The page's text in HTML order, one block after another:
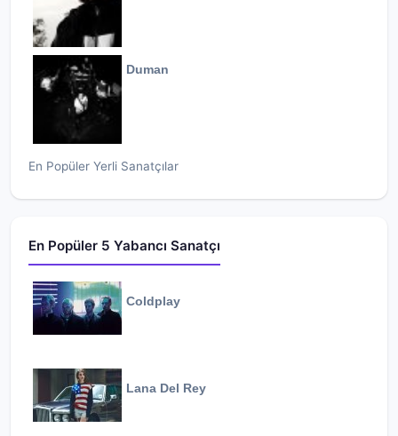
Duman
En Popüler Yerli Sanatçılar
En Popüler 5 Yabancı Sanatçı
Coldplay
Lana Del Rey